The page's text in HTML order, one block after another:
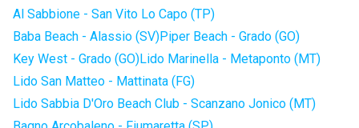
Al Sabbione - San Vito Lo Capo (TP)
Baba Beach - Alassio (SV)Piper Beach - Grado (GO)
Key West - Grado (GO)Lido Marinella - Metaponto (MT)
Lido San Matteo - Mattinata (FG)
Lido Sabbia D'Oro Beach Club - Scanzano Jonico (MT)